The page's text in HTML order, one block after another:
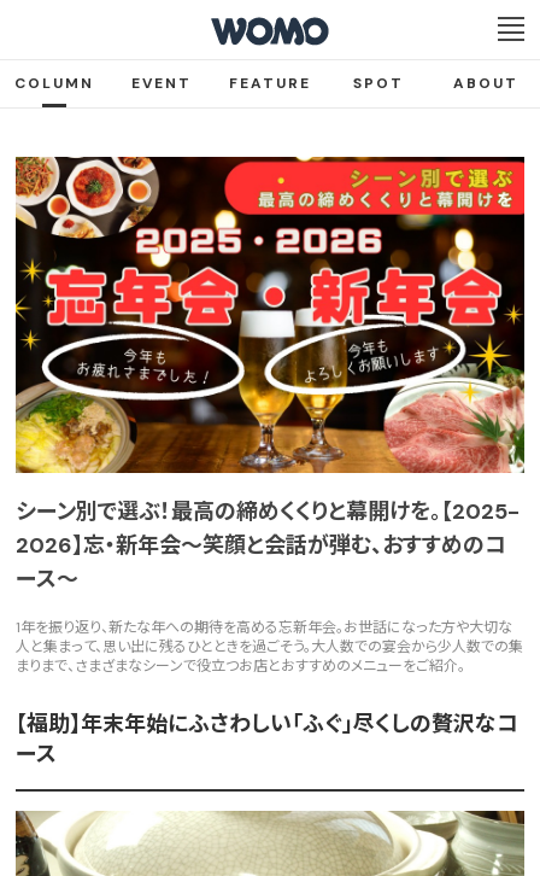
COLUMN EVENT FEATURE SPOT ABOUT
シーン別で選ぶ！最高の締めくくりと幕開けを。【2025-
2026】忘・新年会～笑顔と会話が弾む、おすすめのコ
ース～
1年を振り返り、新たな年への期待を高める忘新年会。お世話になった方や大切な
人と集まって、思い出に残るひとときを過ごそう。大人数での宴会から少人数での集
まりまで、さまざまなシーンで役立つお店とおすすめのメニューをご紹介。
【福助】年末年始にふさわしい「ふぐ」尽くしの贅沢なコ
ース